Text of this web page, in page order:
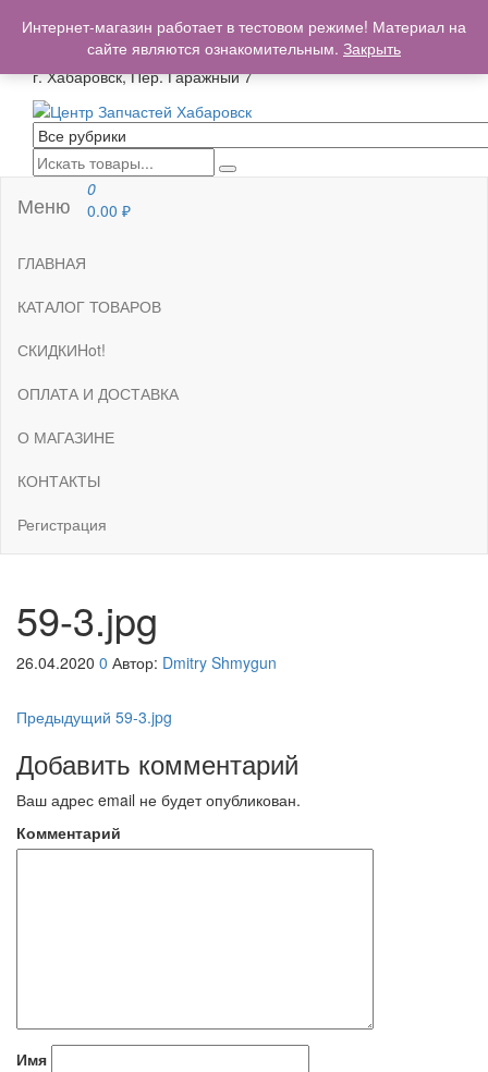
centrzapchastey.ru@mail.ru
г. Хабаровск, Пер. Гаражный 7
Центр Запчастей Хабаровск
Запчасти для авто,
мото,бензопил,велосипедов,снегоходов,бензопил и т.д.
Хабаровск
Меню
0
0.00 ₽
ГЛАВНАЯ
КАТАЛОГ ТОВАРОВ
СКИДКИHot!
ОПЛАТА И ДОСТАВКА
О МАГАЗИНЕ
КОНТАКТЫ
Регистрация
59-3.jpg
26.04.2020 0 Автор: Dmitry Shmygun
Навигация
по
записям
Предыдущая
Предыдущий 59-3.jpg
Добавить комментарий
Ваш адрес email не будет опубликован.
Комментарий
Имя
Интернет-магазин работает в тестовом режиме! Материал на
сайте являются ознакомительным. Закрыть